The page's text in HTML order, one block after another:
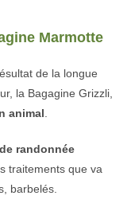
Marmotte
de la longue
la Bagagine Grizzli,
animal
randonnée
traitements que va
barbelés.